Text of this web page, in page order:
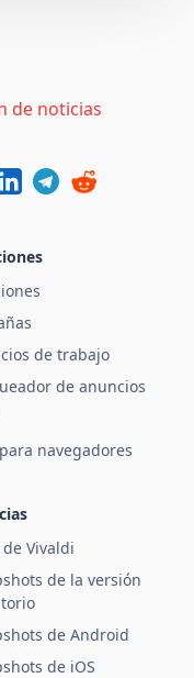
de noticias
de trabajo
de anuncios
navegadores
Vivaldi
de la versión
de Android
de iOS